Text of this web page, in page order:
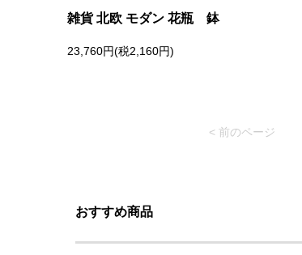
雑貨 北欧 モダン 花瓶 鉢
23,760円(税2,160円)
< 前のページ
おすすめ商品